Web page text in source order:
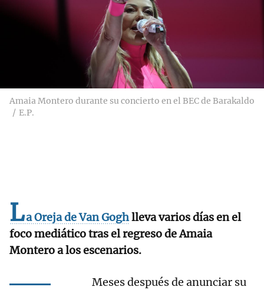
Amaia Montero durante su concierto en el BEC de Barakaldo
E.P.
La Oreja de Van Goghlleva varios días en el
foco mediático tras el regreso de Amaia
Montero a los escenarios.
Meses después de anunciar su